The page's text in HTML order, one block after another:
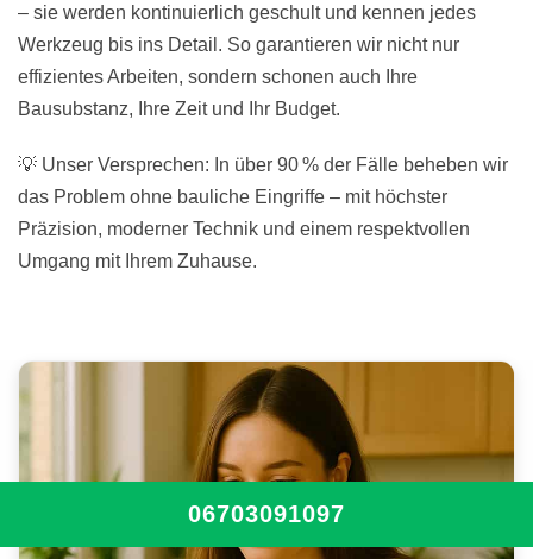
– sie werden kontinuierlich geschult und kennen jedes
Werkzeug bis ins Detail. So garantieren wir nicht nur
effizientes Arbeiten, sondern schonen auch Ihre
Bausubstanz, Ihre Zeit und Ihr Budget.
💡 Unser Versprechen: In über 90 % der Fälle beheben wir
das Problem ohne bauliche Eingriffe – mit höchster
Präzision, moderner Technik und einem respektvollen
Umgang mit Ihrem Zuhause.
06703091097